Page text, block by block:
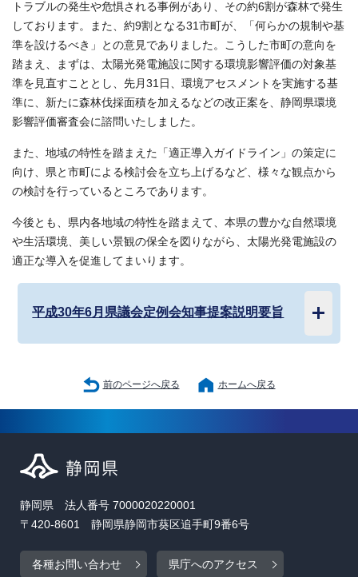
トラブルの発生や危惧される事例があり、その約6割が森林で発生
しております。また、約9割となる31市町が、「何らかの規制や基
準を設けるべき」との意見でありました。こうした市町の意向を
踏まえ、まずは、太陽光発電施設に関する環境影響評価の対象基
準を見直すこととし、先月31日、環境アセスメントを実施する基
準に、新たに森林伐採面積を加えるなどの改正案を、静岡県環境
影響評価審査会に諮問いたしました。
また、地域の特性を踏まえた「適正導入ガイドライン」の策定に
向け、県と市町による検討会を立ち上げるなど、様々な観点から
の検討を行っているところであります。
今後とも、県内各地域の特性を踏まえて、本県の豊かな自然環境
や生活環境、美しい景観の保全を図りながら、太陽光発電施設の
適正な導入を促進してまいります。
平成30年6月県議会定例会知事提案説明要旨
前のページへ戻る ホームへ戻る
静岡県 法人番号 7000020220001
〒420-8601 静岡県静岡市葵区追手町9番6号
各種お問い合わせ 県庁へのアクセス